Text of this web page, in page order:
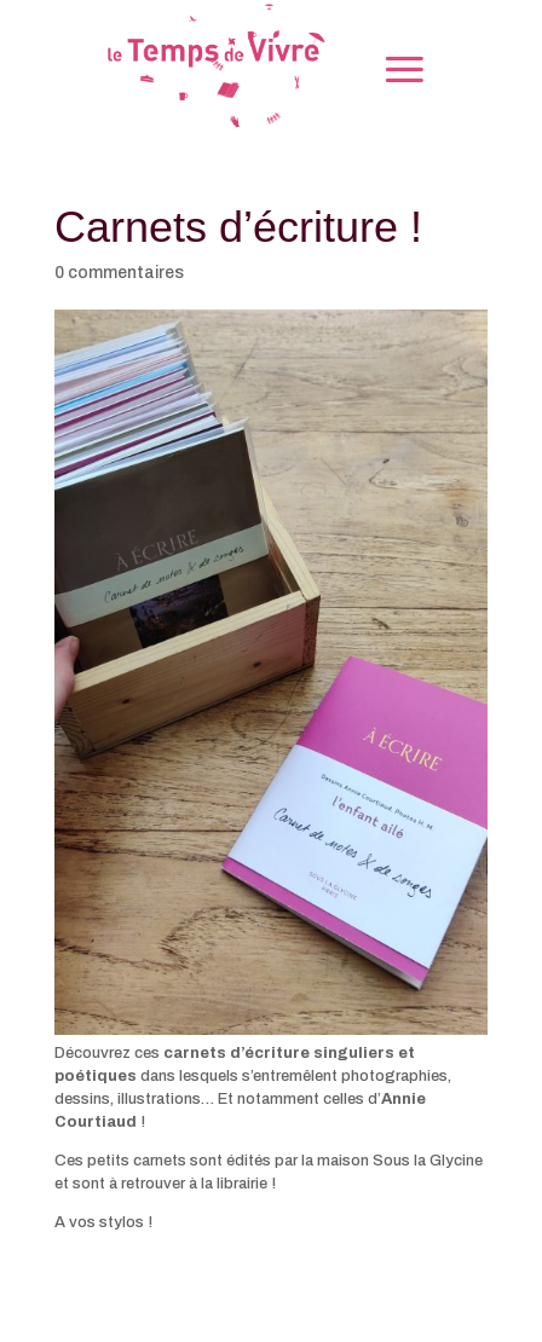
Carnets d’écriture !
0 commentaires
Découvrez ces carnets d’écriture singuliers et
poétiques dans lesquels s’entremêlent photographies,
dessins, illustrations… Et notamment celles d’Annie
Courtiaud !
Ces petits carnets sont édités par la maison Sous la Glycine
et sont à retrouver à la librairie !
A vos stylos !